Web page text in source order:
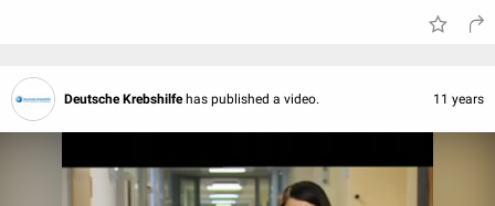
Deutsche Krebshilfe has published a video. 11 years